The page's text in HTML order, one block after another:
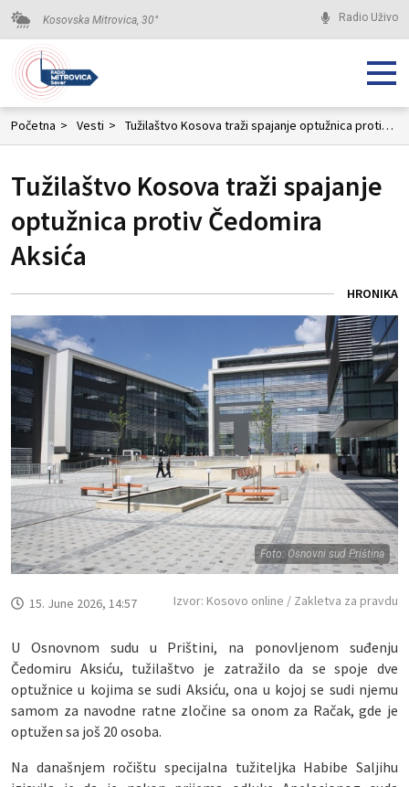
Kosovska Mitrovica, 30° Radio Uživo
Početna > Vesti > Tužilaštvo Kosova traži spajanje optužnica protiv Čedomira Aksića
Tužilaštvo Kosova traži spajanje
optužnica protiv Čedomira
Aksića
HRONIKA
Foto: Osnovni sud Priština
15. June 2026, 14:57 Izvor: Kosovo online / Zakletva za pravdu
U Osnovnom sudu u Prištini, na ponovljenom suđenju
Čedomiru Aksiću, tužilaštvo je zatražilo da se spoje dve
optužnice u kojima se sudi Aksiću, ona u kojoj se sudi njemu
samom za navodne ratne zločine sa onom za Račak, gde je
optužen sa još 20 osoba.
Na današnjem ročištu specijalna tužiteljka Habibe Saljihu